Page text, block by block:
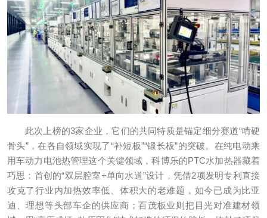
此次上榜的3家企业，它们的共同特质是锚定细分赛道“啃硬
骨头”，在各自领域实现了“补短板”“锻长板”的突破。在纯电动乘
用车动力电池热管理这个关键领域，科博乐的PTC水加热器藏着
巧思：首创的“双层腔室+单向水道”设计，凭借2项发明专利直接
攻克了行业内加热效率低、体积大的老难题，如今已成为比亚
迪、理想等头部车企的供应商；百茂板业则把目光对准建材领